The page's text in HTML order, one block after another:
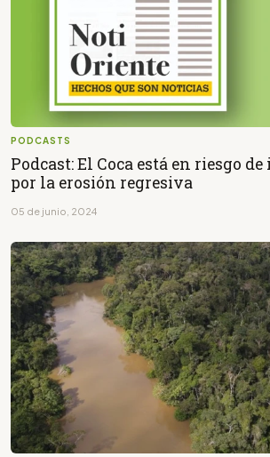
PODCASTS
Podcast: El Coca está en riesgo
por la erosión regresiva
05 de junio, 2024